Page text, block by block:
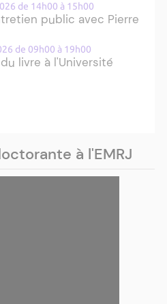
de 14h00 à 15h00
public avec Pierre
de 09h00 à 19h00
livre à l'Université
à l'EMRJ